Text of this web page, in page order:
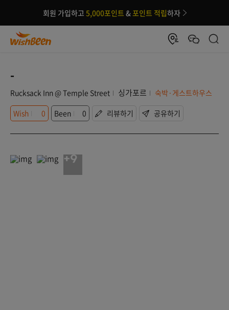
회원 가입하고 5,000포인트 &포인트 적립하자
-
Rucksack Inn @ Temple Street 싱가포르
숙박·게스트하우스
Wish
0 Been 0 리뷰하기 공유하기
+9